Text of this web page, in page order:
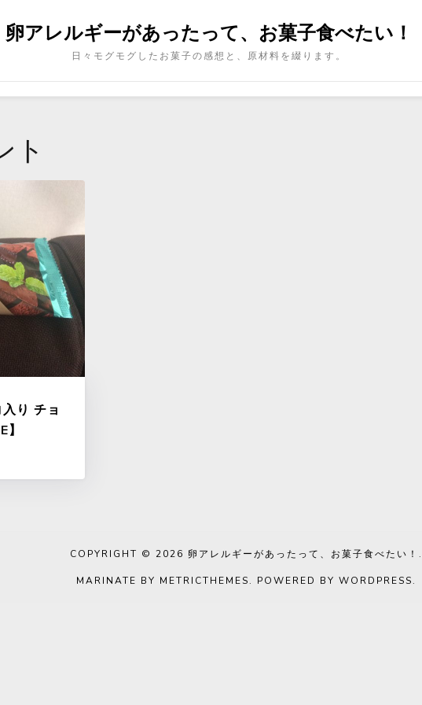
卵アレルギーがあったって、お菓子食べたい！
日々モグモグしたお菓子の感想と、原材料を綴ります。
ト
り チョ
COPYRIGHT © 2026 卵アレルギーがあったって、お菓子食べたい！ .
MARINATE BY METRICTHEMES. POWERED BY WORDPRESS.